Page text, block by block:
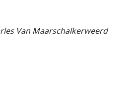
Van Maarschalkerweerd